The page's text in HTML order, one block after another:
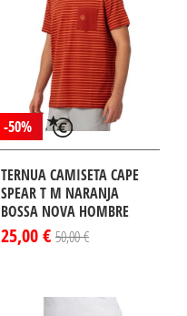
-50%
TERNUA CAMISETA CAPE
SPEAR T M NARANJA
BOSSA NOVA HOMBRE
25,00 € 50,00 €